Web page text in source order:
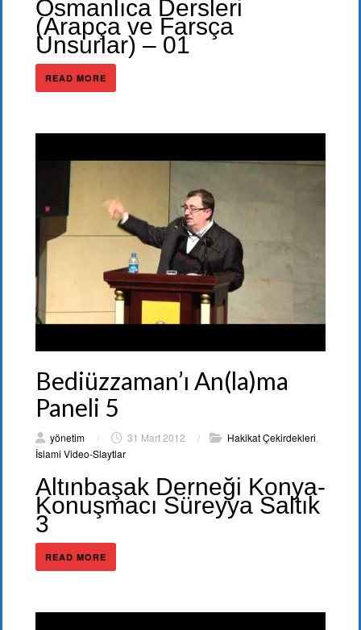
Osmanlıca Dersleri
(Arapça ve Farsça
Unsurlar) – 01
READ MORE
Bediüzzaman’ı An(la)ma
Paneli 5
yönetim / 31 Mart 2012 / Hakikat Çekirdekleri
İslami Video-Slaytlar
Altınbaşak Derneği Konya-
Konuşmacı Süreyya Saltık
3
READ MORE